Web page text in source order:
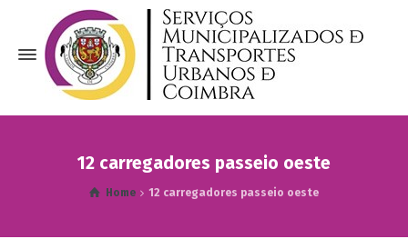
12 carregadores passeio oeste
Home 12 carregadores passeio oeste